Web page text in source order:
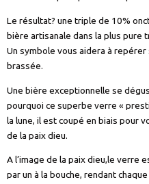
Le résultat? une triple de 10%
bière artisanale dans la plus pure
Un symbole vous aidera à
brassée.
Une bière exceptionnelle se
pourquoi ce superbe verre «
la lune, il est coupé en biais pour
de la paix dieu.
A l’image de la paix dieu,le verre
par un à la bouche, rendant